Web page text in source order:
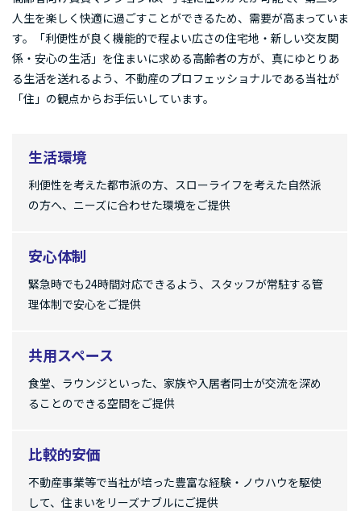
人生を楽しく快適に過ごすことができるため、需要が高まっていま
す。「利便性が良く機能的で程よい広さの住宅地・新しい交友関
係・安心の生活」を住まいに求める高齢者の方が、真にゆとりあ
る生活を送れるよう、不動産のプロフェッショナルである当社が
「住」の観点からお手伝いしています。
生活環境
利便性を考えた都市派の方、スローライフを考えた自然派
の方へ、ニーズに合わせた環境をご提供
安心体制
緊急時でも24時間対応できるよう、スタッフが常駐する管
理体制で安心をご提供
共用スペース
食堂、ラウンジといった、家族や入居者同士が交流を深め
ることのできる空間をご提供
比較的安価
不動産事業等で当社が培った豊富な経験・ノウハウを駆使
して、住まいをリーズナブルにご提供